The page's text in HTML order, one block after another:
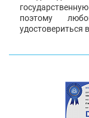
поэтому
удостовериться